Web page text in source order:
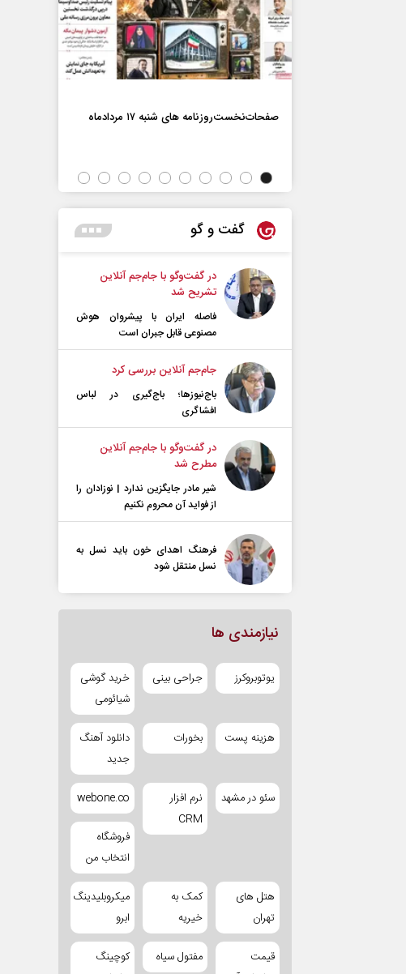
صفحات‌نخست‌روزنامه ها‌ی شنبه ۱۷ مردادماه
گفت و گو
در گفت‌و‌گو با جام‌جم آنلاین
تشریح شد
فاصله ایران با پیشرو‌ان هوش
مصنوعی قابل جبران است
جام‌جم آنلاین بررسی کرد
باج‌نیوزها؛ باج‌گیری در لباس
افشاگری
در گفت‌و‌گو با جام‌جم آنلاین
مطرح شد
شیر مادر جایگزین ندارد | نوزادان را
از فواید آن محروم نکنیم
فرهنگ اهدای خون باید نسل به
نسل منتقل شود
نیازمندی ها
یوتوبروکرز جراحی بینی
خرید گوشی
شیائومی
هزینه پست بخورات
دانلود آهنگ
جدید
سئو در مشهد
نرم افزار
CRM
webone.co
فروشگاه
انتخاب من
هتل های
تهران
کمک به
خیریه
میکروبلیدینگ
ابرو
قیمت
مفتول سیاه
کوچینگ